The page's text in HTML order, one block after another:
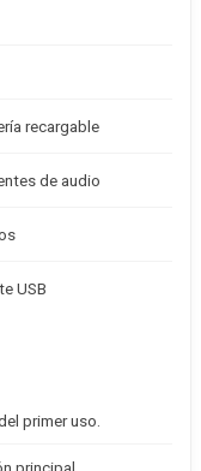
recargable
de audio
USB
primer uso.